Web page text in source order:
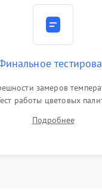
замеров
работы цветовых
и передачи данных
работы и итоговый
Подробнее